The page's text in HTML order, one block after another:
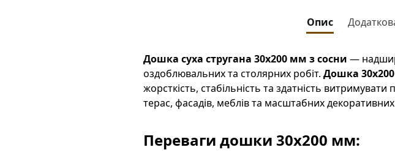
Опис
Дошка суха стругана 30х200 мм з сосни —
оздоблювальних та столярних робіт. Дошка 30х200
жорсткість, стабільність та здатність
терас, фасадів, меблів та масштабних декоративних
Переваги дошки 30х200 мм: